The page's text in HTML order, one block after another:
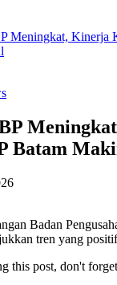
Meningkat, Kinerja
Batam
Badan
tren yang
this post, don't